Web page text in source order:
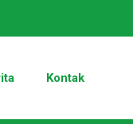
Kontak